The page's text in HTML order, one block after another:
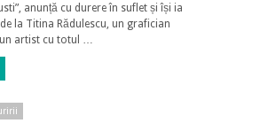
anunță cu durere în suflet și își ia
la Titina Rădulescu, un grafician
artist cu totul …